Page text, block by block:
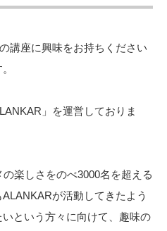
講座に興味をお持ちください
」を運営しておりま
楽しさをのべ3000名を超える
が活動してきたよう
という方々に向けて、趣味の